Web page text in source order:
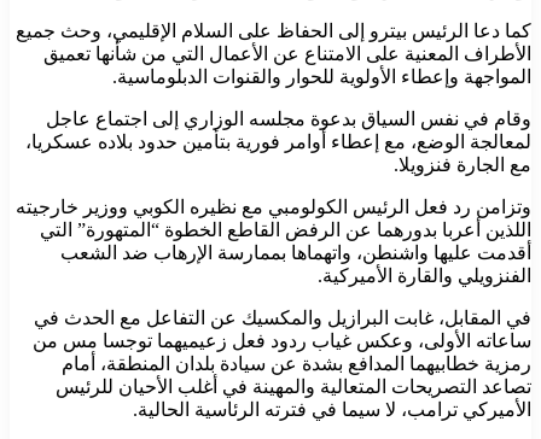
كما دعا الرئيس بيترو إلى الحفاظ على السلام الإقليمي، وحث جميع
الأطراف المعنية على الامتناع عن الأعمال التي من شأنها تعميق
المواجهة وإعطاء الأولوية للحوار والقنوات الدبلوماسية.
وقام في نفس السياق بدعوة مجلسه الوزاري إلى اجتماع عاجل
لمعالجة الوضع، مع إعطاء أوامر فورية بتأمين حدود بلاده عسكريا،
مع الجارة فنزويلا.
وتزامن رد فعل الرئيس الكولومبي مع نظيره الكوبي ووزير خارجيته
اللذين أعربا بدورهما عن الرفض القاطع الخطوة “المتهورة” التي
أقدمت عليها واشنطن، واتهماها بممارسة الإرهاب ضد الشعب
الفنزويلي والقارة الأميركية.
في المقابل، غابت البرازيل والمكسيك عن التفاعل مع الحدث في
ساعاته الأولى، وعكس غياب ردود فعل زعيميهما توجسا مس من
رمزية خطابيهما المدافع بشدة عن سيادة بلدان المنطقة، أمام
تصاعد التصريحات المتعالية والمهينة في أغلب الأحيان للرئيس
الأميركي ترامب، لا سيما في فترته الرئاسية الحالية.